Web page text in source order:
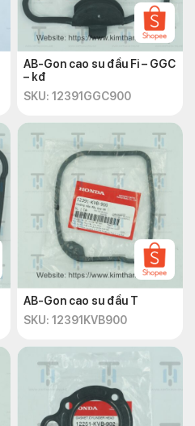
AB-Gon cao su đầu Fi – GGC
– kđ
SKU: 12391GGC900
AB-Gon cao su đầu T
SKU: 12391KVB900